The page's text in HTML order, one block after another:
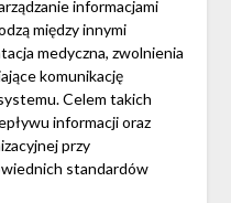
informacjami
między innymi
medyczna, zwolnienia
komunikację
Celem takich
informacji oraz
przy
standardów